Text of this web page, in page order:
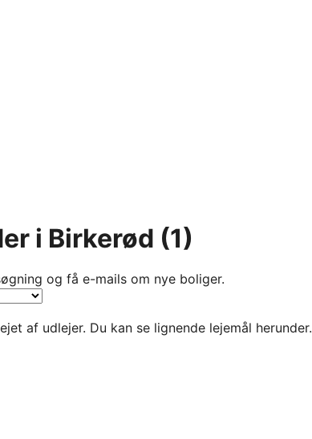
i Birkerød (1)
og få e-mails om nye boliger.
af udlejer. Du kan se lignende lejemål herunder.